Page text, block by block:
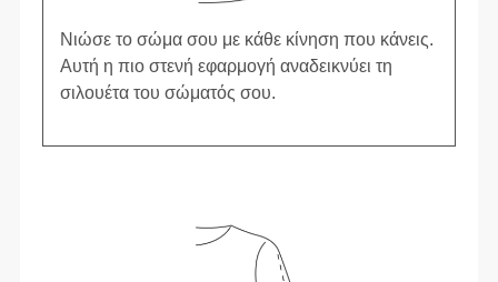
Νιώσε το σώμα σου με κάθε κίνηση που κάνεις.
Αυτή η πιο στενή εφαρμογή αναδεικνύει τη
σιλουέτα του σώματός σου.